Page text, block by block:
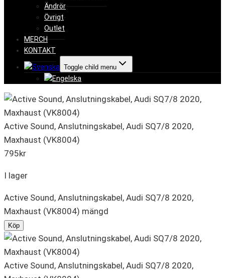
Ändrör
Övrigt
Outlet
MERCH
KONTAKT
Toggle child menu
Active Sound, Anslutningskabel, Audi SQ7/8 2020,
Maxhaust (VK8004)
795kr
I lager
Active Sound, Anslutningskabel, Audi SQ7/8 2020,
Maxhaust (VK8004) mängd
Köp
Active Sound, Anslutningskabel, Audi SQ7/8 2020,